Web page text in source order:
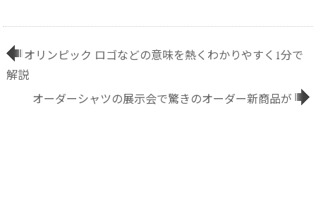
オリンピック ロゴなどの意味を熱くわかりやすく1分で
解説
オーダーシャツの展示会で驚きのオーダー新商品が